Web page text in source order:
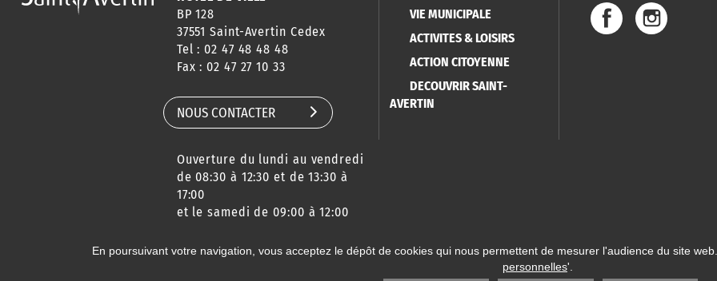
BP 128
37551 Saint-Avertin Cedex
Tel : 02 47 48 48 48
Fax : 02 47 27 10 33
NOUS CONTACTER
Ouverture du lundi au vendredi
de 08:30 à 12:30 et de 13:30 à
17:00
et le samedi de 09:00 à 12:00
VIE MUNICIPALE
ACTIVITES & LOISIRS
ACTION CITOYENNE
DECOUVRIR SAINT-
AVERTIN
En poursuivant votre navigation, vous acceptez le dépôt de cookies qui nous permettent de mesurer l'audience du site
personnelles'.